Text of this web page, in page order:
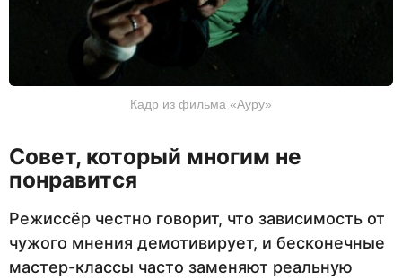
Кадр из фильма «Ауру»
Совет, который многим не
понравится
Режиссёр честно говорит, что зависимость от
чужого мнения демотивирует, и бесконечные
мастер-классы часто заменяют реальную